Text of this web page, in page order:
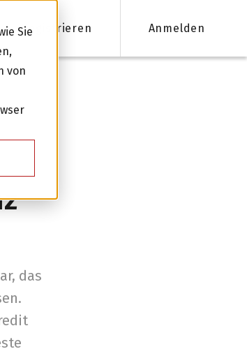
Sie
von
Registrieren Anmelden
50'000 CHF
für Ihre Finanzierung
das